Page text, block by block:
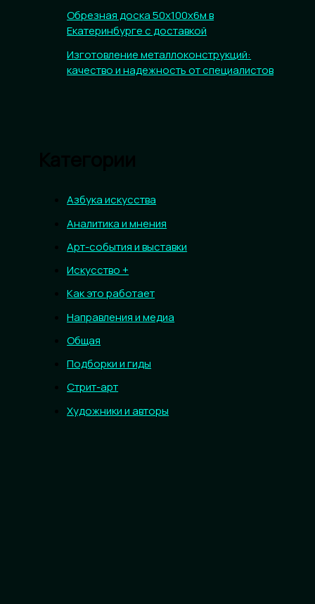
Обрезная доска 50х100х6м в
Екатеринбурге с доставкой
Изготовление металлоконструкций:
качество и надежность от специалистов
Азбука искусства
Аналитика и мнения
Арт-события и выставки
Искусство +
Как это работает
Направления и медиа
Общая
Подборки и гиды
Стрит-арт
Художники и авторы